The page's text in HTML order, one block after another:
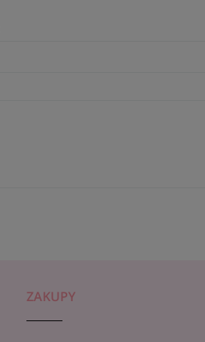
ZAKUPY